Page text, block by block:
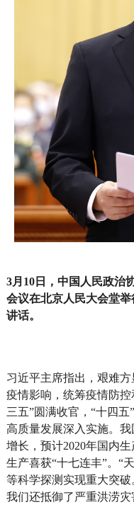
3月10日，中国人民政治
会议在北京人民大会堂
讲话。
习近平主席指出，艰难
疫情影响，统筹疫情防
三五”圆满收官，“十四五
高质量发展深入实施。
增长，预计2020年国内
生产喜获“十七连丰”。“
等科学探测实现重大突破
我们还抵御了严重洪涝